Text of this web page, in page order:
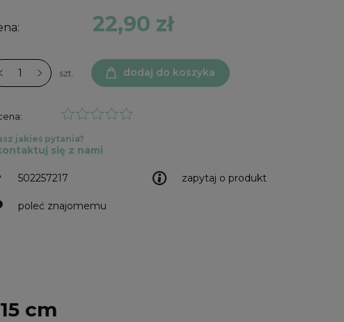
22,90 zł
szt. dodaj do koszyka
zapytaj o produkt
poleć znajomemu
jakieś pytania?
się z nami
502257217
cm